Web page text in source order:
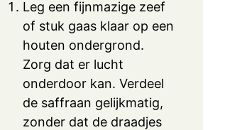
Leg een fijnmazige zeef
of stuk gaas klaar op een
houten ondergrond.
Zorg dat er lucht
onderdoor kan. Verdeel
de saffraan gelijkmatig,
zonder dat de draadjes